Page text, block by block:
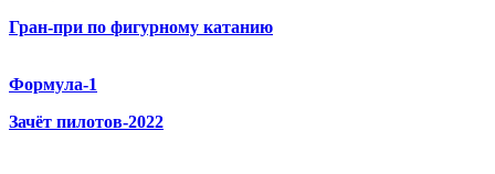
Гран-при по фигурному катанию
Формула-1
Зачёт пилотов-2022